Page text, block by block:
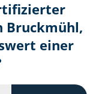
Bruckmühl,
einer